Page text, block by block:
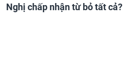
Nghị chấp nhận từ bỏ tất cả?